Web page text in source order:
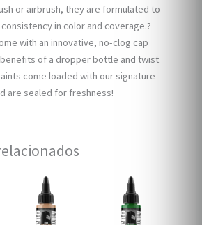
or airbrush, they are formulated to
in color and coverage.?
with an innovative, no-clog cap
of a dropper bottle and twist
come loaded with our signature
are sealed for freshness!